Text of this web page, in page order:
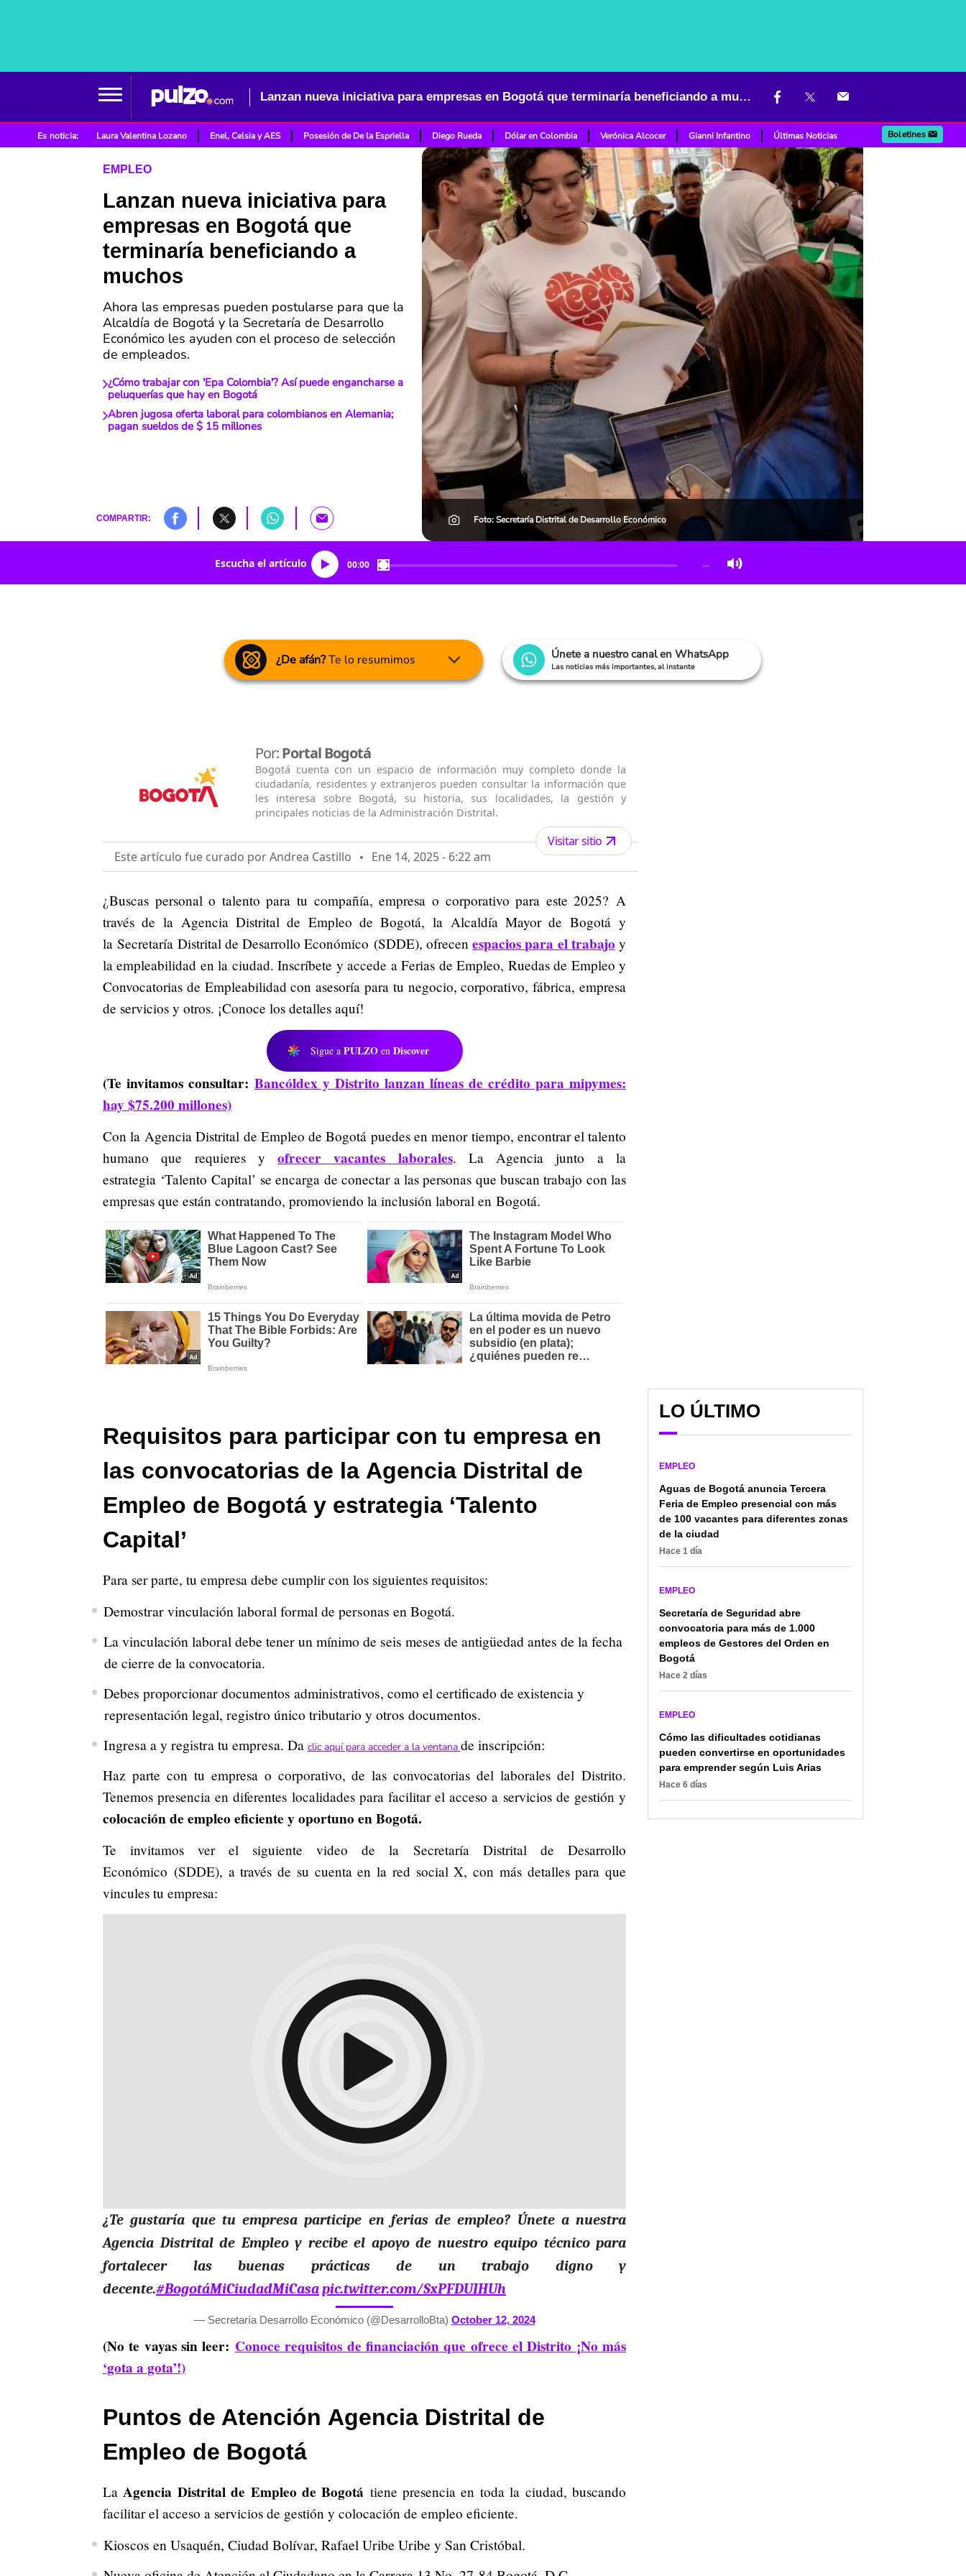
Lanzan nueva iniciativa para empresas en Bogotá que terminaría beneficiando a muchos
Es noticia: Laura Valentina Lozano Enel, Celsia y AES Posesión de De la Espriella Diego Rueda Dólar en Colombia Verónica Alcocer Gianni Infantino Últimas Noticias Boletines
EMPLEO
Lanzan nueva iniciativa para
empresas en Bogotá que
terminaría beneficiando a
muchos
Ahora las empresas pueden postularse para que la
Alcaldía de Bogotá y la Secretaría de Desarrollo
Económico les ayuden con el proceso de selección
de empleados.
¿Cómo trabajar con 'Epa Colombia'? Así puede engancharse a
peluquerías que hay en Bogotá
Abren jugosa oferta laboral para colombianos en Alemania;
pagan sueldos de $ 15 millones
COMPARTIR: Foto: Secretaría Distrital de Desarrollo Económico
Escucha el artículo 00:00 …
¿De afán?Te lo resumimos Únete a nuestro canal en WhatsApp
Las noticias más importantes, al instante
Por:Portal Bogotá
Bogotá cuenta con un espacio de información muy completo donde la
ciudadanía, residentes y extranjeros pueden consultar la información que
les interesa sobre Bogotá, su historia, sus localidades, la gestión y
principales noticias de la Administración Distrital.
Este artículo fue curado por Andrea Castillo Ene 14, 2025 - 6:22 am
Visitar sitio
¿Buscas personal o talento para tu compañía, empresa o corporativo para este 2025? A
través de la Agencia Distrital de Empleo de Bogotá, la Alcaldía Mayor de Bogotá y
la Secretaría Distrital de Desarrollo Económico (SDDE), ofrecen espacios para el trabajo y
la empleabilidad en la ciudad. Inscríbete y accede a Ferias de Empleo, Ruedas de Empleo y
Convocatorias de Empleabilidad con asesoría para tu negocio, corporativo, fábrica, empresa
de servicios y otros. ¡Conoce los detalles aquí!
Sigue a PULZO en Discover
(Te invitamos consultar: Bancóldex y Distrito lanzan líneas de crédito para mipymes:
hay $75.200 millones)
Con la Agencia Distrital de Empleo de Bogotá puedes en menor tiempo, encontrar el talento
humano que requieres yofrecer vacantes laborales. La Agencia junto a la
estrategia ‘Talento Capital’ se encarga de conectar a las personas que buscan trabajo con las
empresas que están contratando, promoviendo la inclusión laboral en Bogotá.
Requisitos para participar con tu empresa en
las convocatorias de la Agencia Distrital de
Empleo de Bogotá y estrategia ‘Talento
Capital’
Para ser parte, tu empresa debe cumplir con los siguientes requisitos:
Demostrar vinculación laboral formal de personas en Bogotá.
La vinculación laboral debe tener un mínimo de seis meses de antigüedad antes de la fecha
de cierre de la convocatoria.
Debes proporcionar documentos administrativos, como el certificado de existencia y
representación legal, registro único tributario y otros documentos.
Ingresa a y registra tu empresa. Da clic aquí para acceder a la ventana de inscripción:
Haz parte con tu empresa o corporativo, de las convocatorias del laborales del Distrito.
Tenemos presencia en diferentes localidades para facilitar el acceso a servicios de gestión y
colocación de empleo eficiente y oportuno en Bogotá.
Te invitamos ver el siguiente video de la Secretaría Distrital de Desarrollo
Económico (SDDE), a través de su cuenta en la red social X, con más detalles para que
vincules tu empresa:
¿Te gustaría que tu empresa participe en ferias de empleo? Únete a nuestra
Agencia Distrital de Empleo y recibe el apoyo de nuestro equipo técnico para
fortalecer las buenas prácticas de un trabajo digno y
decente.#BogotáMiCiudadMiCasapic.twitter.com/SxPFDUIHUh
— Secretaría Desarrollo Económico (@DesarrolloBta) October 12, 2024
(No te vayas sin leer: Conoce requisitos de financiación que ofrece el Distrito ¡No más
‘gota a gota’!)
Puntos de Atención Agencia Distrital de
Empleo de Bogotá
La Agencia Distrital de Empleo de Bogotá tiene presencia en toda la ciudad, buscando
facilitar el acceso a servicios de gestión y colocación de empleo eficiente.
Kioscos en Usaquén, Ciudad Bolívar, Rafael Uribe Uribe y San Cristóbal.
LO ÚLTIMO
EMPLEO
Aguas de Bogotá anuncia Tercera
Feria de Empleo presencial con más
de 100 vacantes para diferentes zonas
de la ciudad
Hace 1 día
EMPLEO
Secretaría de Seguridad abre
convocatoria para más de 1.000
empleos de Gestores del Orden en
Bogotá
Hace 2 días
EMPLEO
Cómo las dificultades cotidianas
pueden convertirse en oportunidades
para emprender según Luis Arias
Hace 6 días